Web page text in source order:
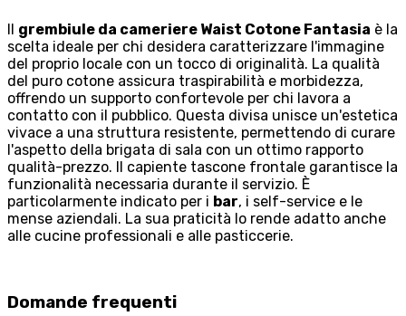
Il grembiule da cameriere Waist Cotone Fantasia è la
scelta ideale per chi desidera caratterizzare l'immagine
del proprio locale con un tocco di originalità. La qualità
del puro cotone assicura traspirabilità e morbidezza,
offrendo un supporto confortevole per chi lavora a
contatto con il pubblico. Questa divisa unisce un'estetica
vivace a una struttura resistente, permettendo di curare
l'aspetto della brigata di sala con un ottimo rapporto
qualità-prezzo. Il capiente tascone frontale garantisce la
funzionalità necessaria durante il servizio. È
particolarmente indicato per i bar, i self-service e le
mense aziendali. La sua praticità lo rende adatto anche
alle cucine professionali e alle pasticcerie.
Domande frequenti